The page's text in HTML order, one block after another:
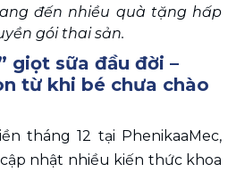
đến nhiều quà tặng hấp
gói thai sản.
giọt sữa đầu đời –
từ khi bé chưa chào
tháng 12 tại PhenikaaMec,
nhật nhiều kiến thức khoa